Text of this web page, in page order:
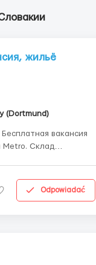
жильё
(Dortmund)
вакансия
Odpowiadać